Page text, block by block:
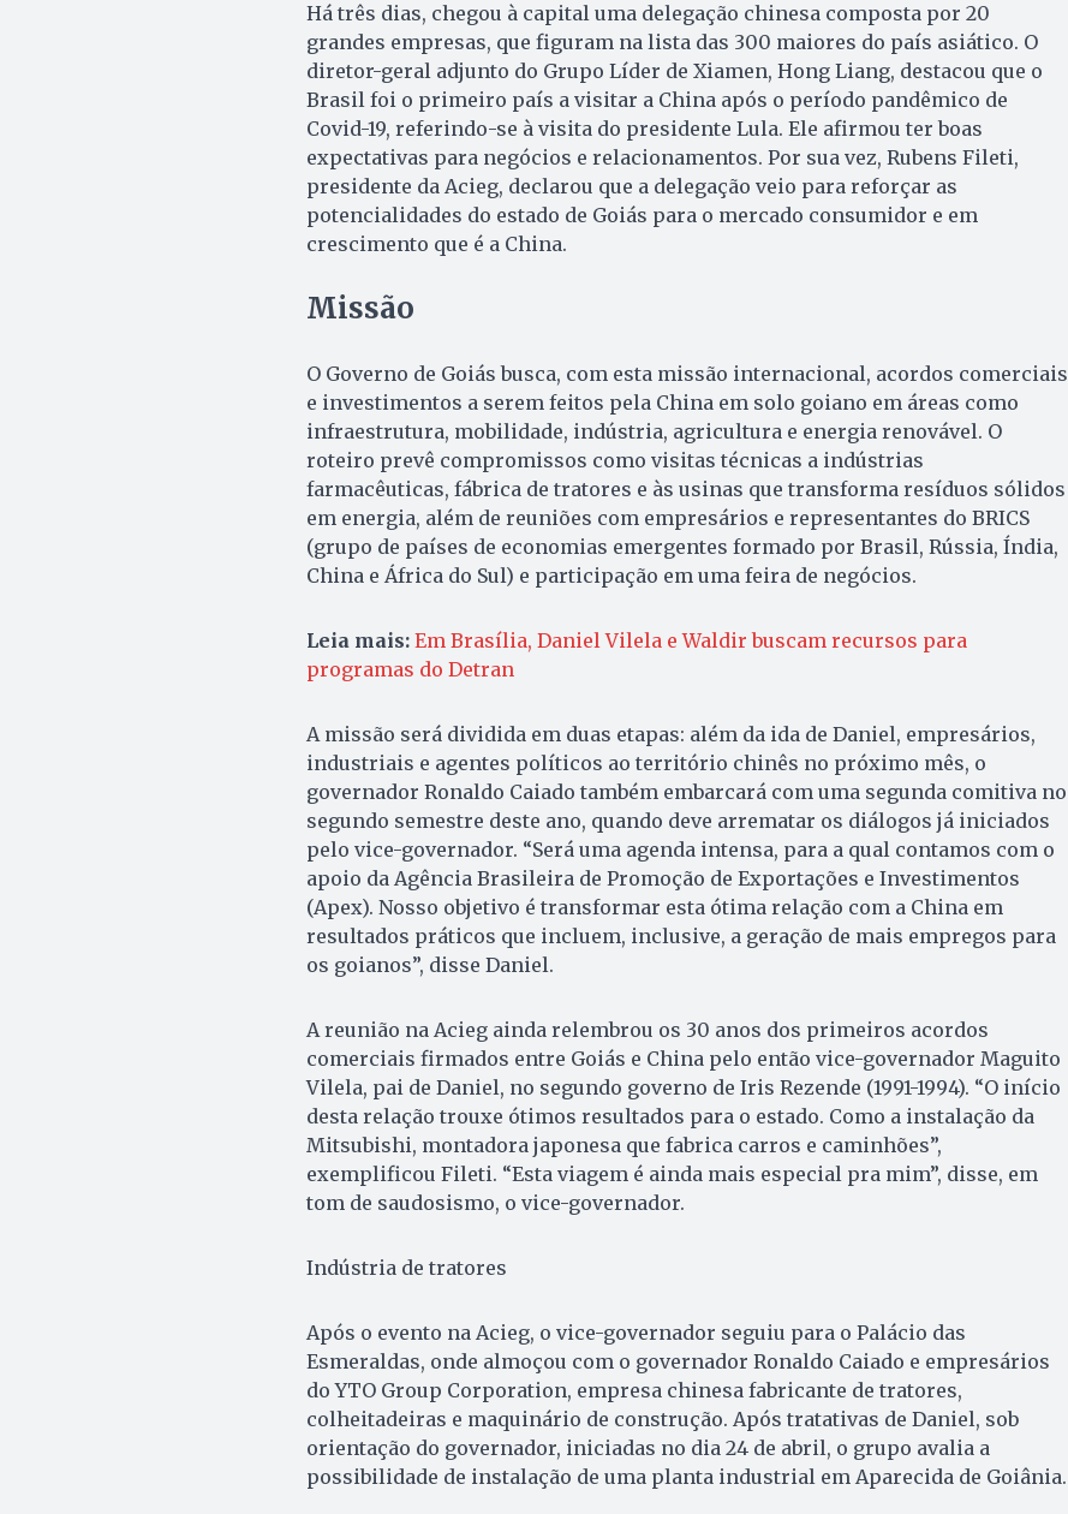
Há três dias, chegou à capital uma delegação chinesa composta por 20
grandes empresas, que figuram na lista das 300 maiores do país asiático. O
diretor-geral adjunto do Grupo Líder de Xiamen, Hong Liang, destacou que o
Brasil foi o primeiro país a visitar a China após o período pandêmico de
Covid-19, referindo-se à visita do presidente Lula. Ele afirmou ter boas
expectativas para negócios e relacionamentos. Por sua vez, Rubens Fileti,
presidente da Acieg, declarou que a delegação veio para reforçar as
potencialidades do estado de Goiás para o mercado consumidor e em
crescimento que é a China.
Missão
O Governo de Goiás busca, com esta missão internacional, acordos comerciais
e investimentos a serem feitos pela China em solo goiano em áreas como
infraestrutura, mobilidade, indústria, agricultura e energia renovável. O
roteiro prevê compromissos como visitas técnicas a indústrias
farmacêuticas, fábrica de tratores e às usinas que transforma resíduos sólidos
em energia, além de reuniões com empresários e representantes do BRICS
(grupo de países de economias emergentes formado por Brasil, Rússia, Índia,
China e África do Sul) e participação em uma feira de negócios.
Leia mais: Em Brasília, Daniel Vilela e Waldir buscam recursos para
programas do Detran
A missão será dividida em duas etapas: além da ida de Daniel, empresários,
industriais e agentes políticos ao território chinês no próximo mês, o
governador Ronaldo Caiado também embarcará com uma segunda comitiva no
segundo semestre deste ano, quando deve arrematar os diálogos já iniciados
pelo vice-governador. “Será uma agenda intensa, para a qual contamos com o
apoio da Agência Brasileira de Promoção de Exportações e Investimentos
(Apex). Nosso objetivo é transformar esta ótima relação com a China em
resultados práticos que incluem, inclusive, a geração de mais empregos para
os goianos”, disse Daniel.
A reunião na Acieg ainda relembrou os 30 anos dos primeiros acordos
comerciais firmados entre Goiás e China pelo então vice-governador Maguito
Vilela, pai de Daniel, no segundo governo de Iris Rezende (1991-1994). “O início
desta relação trouxe ótimos resultados para o estado. Como a instalação da
Mitsubishi, montadora japonesa que fabrica carros e caminhões”,
exemplificou Fileti. “Esta viagem é ainda mais especial pra mim”, disse, em
tom de saudosismo, o vice-governador.
Indústria de tratores
Após o evento na Acieg, o vice-governador seguiu para o Palácio das
Esmeraldas, onde almoçou com o governador Ronaldo Caiado e empresários
do YTO Group Corporation, empresa chinesa fabricante de tratores,
colheitadeiras e maquinário de construção. Após tratativas de Daniel, sob
orientação do governador, iniciadas no dia 24 de abril, o grupo avalia a
possibilidade de instalação de uma planta industrial em Aparecida de Goiânia.